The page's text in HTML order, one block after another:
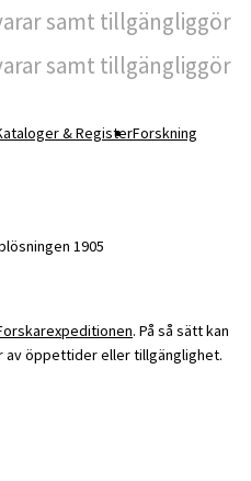
samt tillgängliggör
samt tillgängliggör
& RegisterForskning
1905
. På så sätt kan
av öppettider eller tillgänglighet.